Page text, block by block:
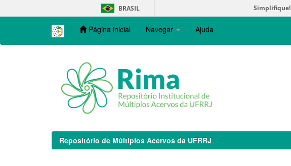
navigation
BRASIL Simplifique!
Página inicial Navegar Ajuda
Repositório de Múltiplos Acervos da UFRRJ